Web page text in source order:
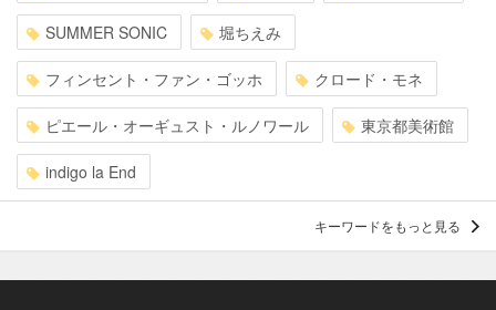
SUMMER SONIC 堀ちえみ
フィンセント・ファン・ゴッホ クロード・モネ
ピエール・オーギュスト・ルノワール 東京都美術館
indigo la End
キーワードをもっと見る